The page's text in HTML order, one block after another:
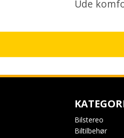
Ude
Bilstereo
Biltilbehør